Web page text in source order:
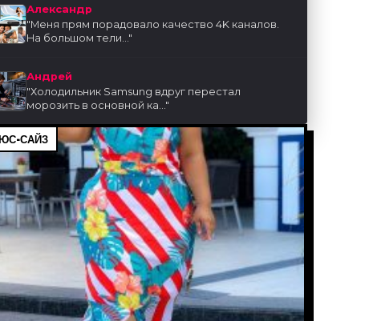
Александр
"Меня прям порадовало качество 4K каналов.
На большом тели..."
Андрей
"Холодильник Samsung вдруг перестал
морозить в основной ка..."
САЙЗ